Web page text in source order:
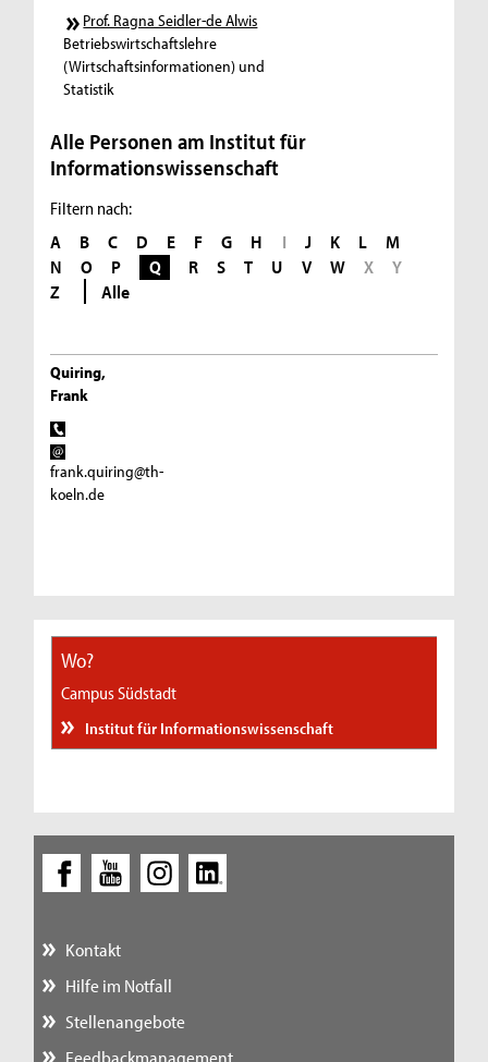
Prof. Ragna Seidler-de Alwis
Betriebswirtschaftslehre
(Wirtschaftsinformationen) und
Statistik
Alle Personen am Institut für
Informationswissenschaft
Filtern nach:
A B C D E F G H I J K L
M
N
O P Q R S T U V W X
Y
Z
Alle
Quiring,
Frank
frank.quiring@th-
koeln.de
Wo?
Campus Südstadt
Institut für Informationswissenschaft
Kontakt
Hilfe im Notfall
Stellenangebote